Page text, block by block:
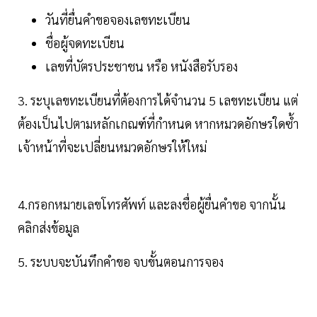
วันที่ยื่นคำขอจองเลขทะเบียน
ชื่อผู้จดทะเบียน
เลขที่บัตรประชาชน หรือ หนังสือรับรอง
3. ระบุเลขทะเบียนที่ต้องการได้จำนวน 5 เลขทะเบียน แต่
ต้องเป็นไปตามหลักเกณฑ์ที่กำหนด หากหมวดอักษรใดซ้ำ
เจ้าหน้าที่จะเปลี่ยนหมวดอักษรให้ใหม่
4.กรอกหมายเลขโทรศัพท์ และลงชื่อผู้ยื่นคำขอ จากนั้น
คลิกส่งข้อมูล
5. ระบบจะบันทึกคำขอ จบขั้นตอนการจอง